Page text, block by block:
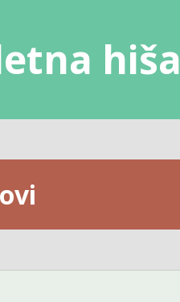
hiša